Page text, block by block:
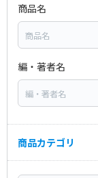
商品名
編・著者名
商品カテゴリ